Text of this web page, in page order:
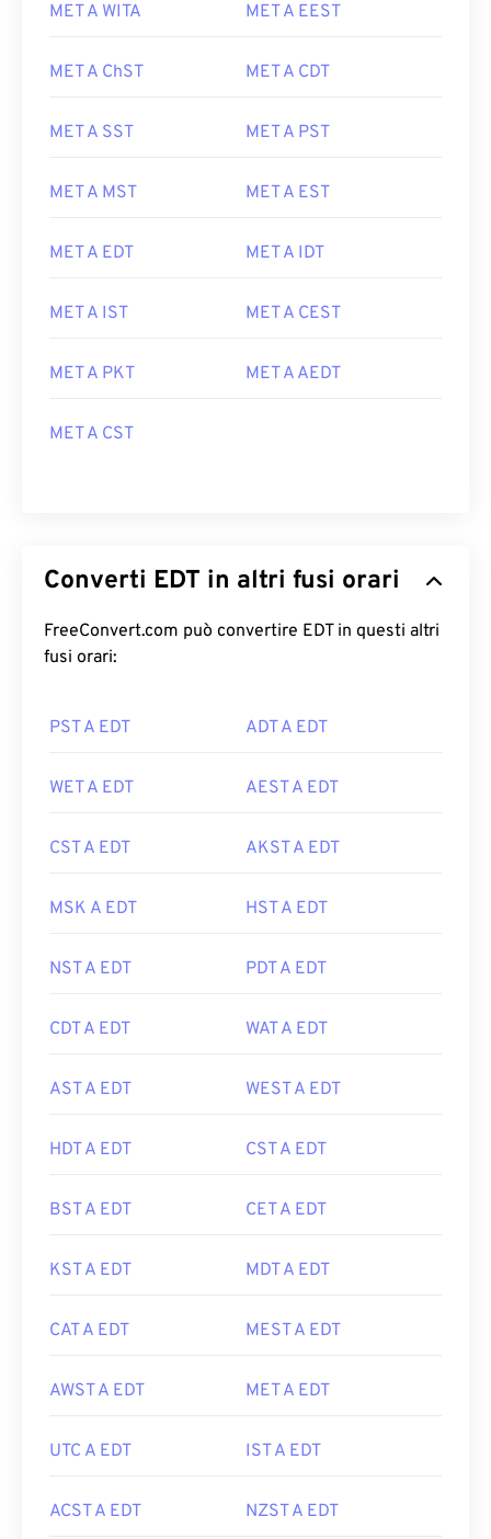
MET A WITA MET A EEST
MET A ChST MET A CDT
MET A SST MET A PST
MET A MST MET A EST
MET A EDT MET A IDT
MET A IST MET A CEST
MET A PKT MET A AEDT
MET A CST
Converti EDT in altri fusi orari
FreeConvert.com può convertire EDT in questi altri
fusi orari:
PST A EDT ADT A EDT
WET A EDT AEST A EDT
CST A EDT AKST A EDT
MSK A EDT HST A EDT
NST A EDT PDT A EDT
CDT A EDT WAT A EDT
AST A EDT WEST A EDT
HDT A EDT CST A EDT
BST A EDT CET A EDT
KST A EDT MDT A EDT
CAT A EDT MEST A EDT
AWST A EDT MET A EDT
UTC A EDT IST A EDT
ACST A EDT NZST A EDT